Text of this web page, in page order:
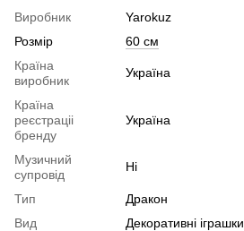
Виробник
Yarokuz
Розмір
60 см
Країна
виробник
Україна
Країна
реєстраціі
бренду
Україна
Музичний
супровід
Ні
Тип
Дракон
Вид
Декоративні іграшки